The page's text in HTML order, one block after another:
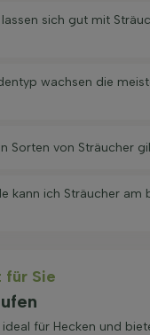
sich gut mit
wachsen die
Sorten von Sträucher
kann ich Sträucher am
für Sie
für Hecken und